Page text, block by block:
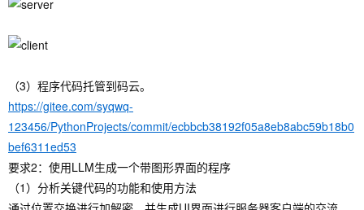
（3）程序代码托管到码云。
https://gitee.com/syqwq-
123456/PythonProjects/commit/ecbbcb38192f05a8eb8abc59b18b0
bef6311ed53
要求2：使用LLM生成一个带图形界面的程序
（1）分析关键代码的功能和使用方法